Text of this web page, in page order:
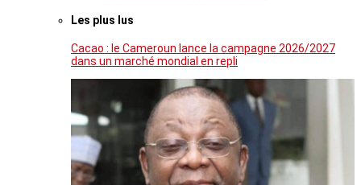
Les plus lus
Cacao : le Cameroun lance la campagne 2026/2027
dans un marché mondial en repli